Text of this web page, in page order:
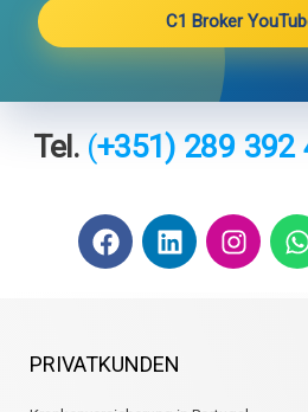
C1 Broker
Tel. (+351) 289 392
F
a
o
L
i
d
I
n
PRIVATKUNDEN